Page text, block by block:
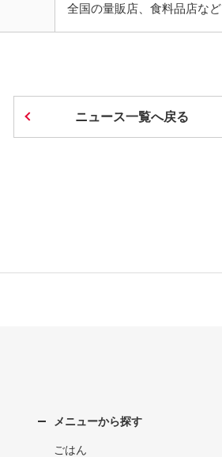
全国の量販店、食料品店など
ニュース一覧へ戻る
メニューから探す
ごはん